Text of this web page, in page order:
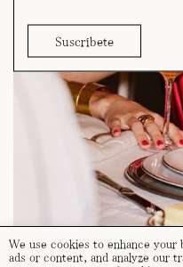
We use cookies to enhance your
ads or content, and analyze our